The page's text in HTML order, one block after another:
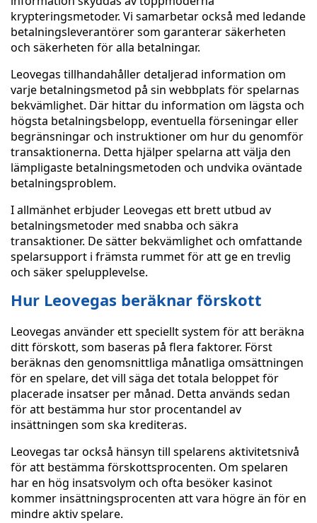
krypteringsmetoder. Vi samarbetar också med ledande
betalningsleverantörer som garanterar säkerheten
och säkerheten för alla betalningar.
Leovegas tillhandahåller detaljerad information om
varje betalningsmetod på sin webbplats för spelarnas
bekvämlighet. Där hittar du information om lägsta och
högsta betalningsbelopp, eventuella förseningar eller
begränsningar och instruktioner om hur du genomför
transaktionerna. Detta hjälper spelarna att välja den
lämpligaste betalningsmetoden och undvika oväntade
betalningsproblem.
I allmänhet erbjuder Leovegas ett brett utbud av
betalningsmetoder med snabba och säkra
transaktioner. De sätter bekvämlighet och omfattande
spelarsupport i främsta rummet för att ge en trevlig
och säker spelupplevelse.
Hur Leovegas beräknar förskott
Leovegas använder ett speciellt system för att beräkna
ditt förskott, som baseras på flera faktorer. Först
beräknas den genomsnittliga månatliga omsättningen
för en spelare, det vill säga det totala beloppet för
placerade insatser per månad. Detta används sedan
för att bestämma hur stor procentandel av
insättningen som ska krediteras.
Leovegas tar också hänsyn till spelarens aktivitetsnivå
för att bestämma förskottsprocenten. Om spelaren
har en hög insatsvolym och ofta besöker kasinot
kommer insättningsprocenten att vara högre än för en
mindre aktiv spelare.